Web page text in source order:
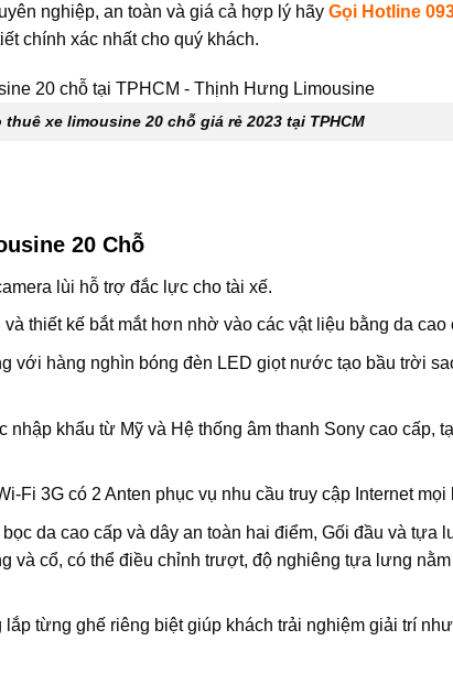
nghiệp, an toàn và giá cả hợp lý hãy Gọi Hotline
chính xác nhất cho quý khách.
thuê xe limousine 20 chỗ giá rẻ 2023 tại TPHCM
20 Chỗ
lùi hỗ trợ đắc lực cho tài xế.
thiết kế bắt mắt hơn nhờ vào các vật liệu bằng da cao
với hàng nghìn bóng đèn LED giọt nước tạo bầu trời
khẩu từ Mỹ và Hệ thống âm thanh Sony cao cấp,
Fi 3G có 2 Anten phục vụ nhu cầu truy cập Internet
da cao cấp và dây an toàn hai điểm, Gối đầu và tựa
và cổ, có thể điều chỉnh trượt, độ nghiêng tựa lưng
lắp từng ghế riêng biệt giúp khách trải nghiệm giải trí